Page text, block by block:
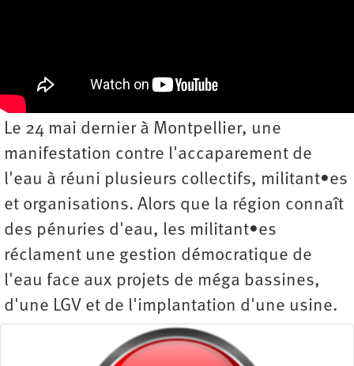
Le 24 mai dernier à Montpellier, une
manifestation contre l'accaparement de
l'eau à réuni plusieurs collectifs, militant•es
et organisations. Alors que la région connaît
des pénuries d'eau, les militant•es
réclament une gestion démocratique de
l'eau face aux projets de méga bassines,
d'une LGV et de l'implantation d'une usine.